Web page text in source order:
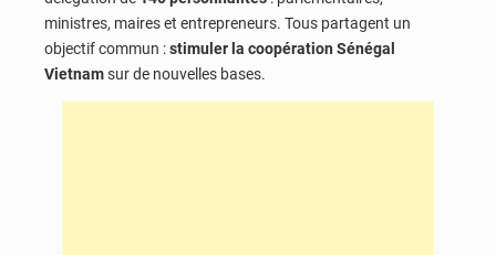
ministres, maires et entrepreneurs. Tous partagent un
objectif commun :stimuler la coopération Sénégal
Vietnamsur de nouvelles bases.